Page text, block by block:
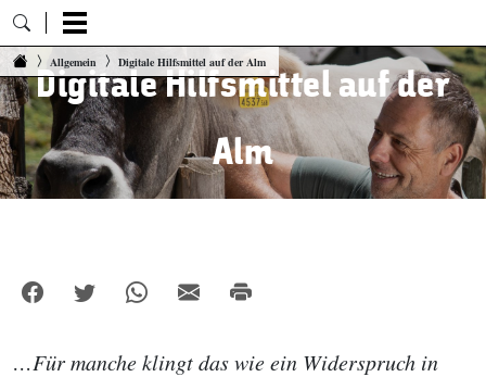
Zum Inhalt springen
Allgemein Digitale Hilfsmittel auf der Alm
Digitale Hilfsmittel auf der
Alm
…Für manche klingt das wie ein Widerspruch in